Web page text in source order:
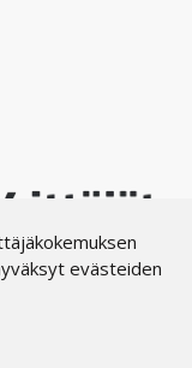
evästeiden